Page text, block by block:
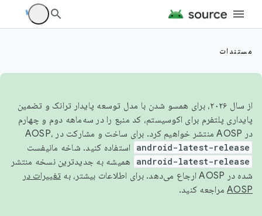
مستندات
از سال ۲۰۲۶، برای همسو شدن با مدل توسعه پایدار ترانک و تضمین
پایداری پلتفرم برای اکوسیستم، کد منبع را در سه‌ماهه دوم و چهارم
در AOSP منتشر خواهیم کرد. برای ساخت و مشارکت در AOSP،
android-latest-release استفاده کنید. شاخه مانیفست
android-latest-release
همیشه به جدیدترین نسخه منتشر
شده در AOSP ارجاع می‌دهد. برای اطلاعات بیشتر، به
تغییرات در
AOSP مراجعه کنید.